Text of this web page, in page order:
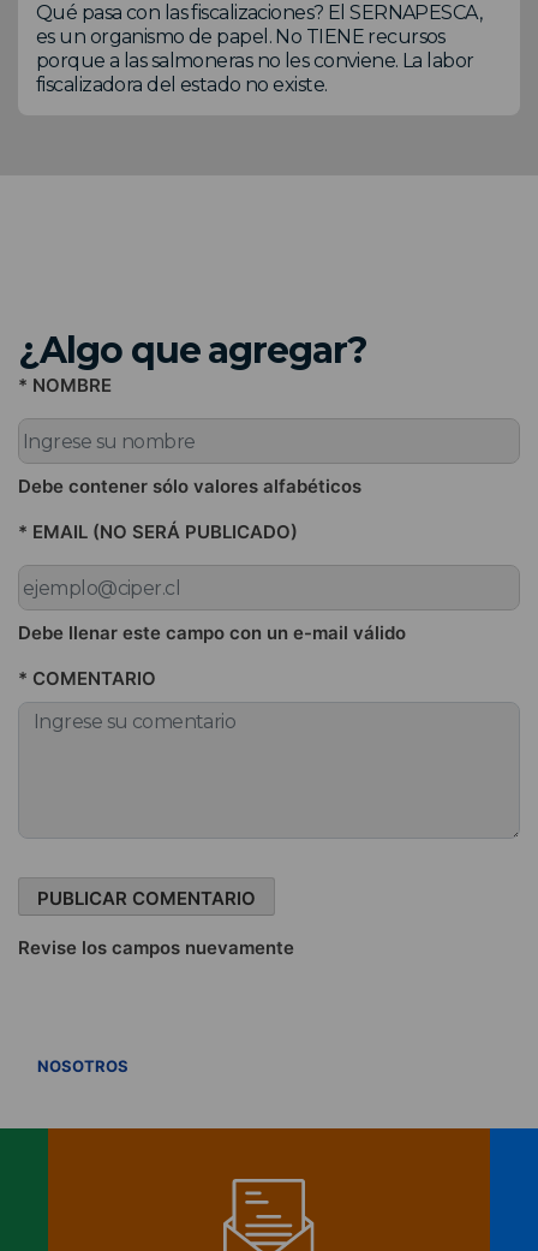
Qué pasa con las fiscalizaciones? El SERNAPESCA,
es un organismo de papel. No TIENE recursos
porque a las salmoneras no les conviene. La labor
fiscalizadora del estado no existe.
¿Algo que agregar?
* NOMBRE
Debe contener sólo valores alfabéticos
* EMAIL (NO SERÁ PUBLICADO)
Debe llenar este campo con un e-mail válido
* COMENTARIO
Revise los campos nuevamente
NOSOTROS